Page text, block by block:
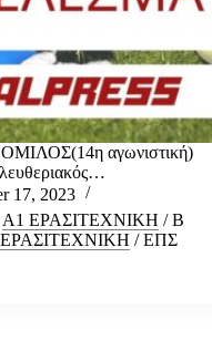
αγωνιστική)
17, 2023
Α1 ΕΡΑΣΙΤΕΧΝΙΚΗ /Β
/ΕΠΣ